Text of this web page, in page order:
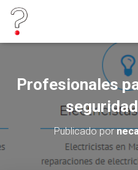
Profesionales
Publicado por